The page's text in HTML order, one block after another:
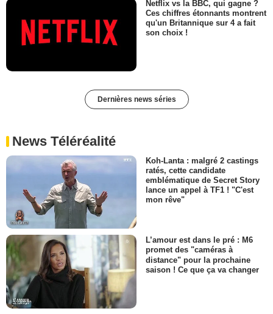
Netflix vs la BBC, qui gagne ?
Ces chiffres étonnants montrent
qu'un Britannique sur 4 a fait
son choix !
Dernières news séries
News Téléréalité
Koh-Lanta : malgré 2 castings
ratés, cette candidate
emblématique de Secret Story
lance un appel à TF1 ! "C'est
mon rêve"
L’amour est dans le pré : M6
promet des "caméras à
distance" pour la prochaine
saison ! Ce que ça va changer